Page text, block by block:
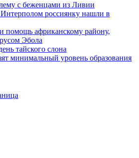
с беженцами из Ливии
россиянку нашли в
помощь африканскому району,
Эбола
тайского слона
минимальный уровень образования